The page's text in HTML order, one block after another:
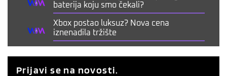
baterija koju smo čekali?
Xbox postao luksuz? Nova cena
iznenadila tržište
Prijavi se na novosti.